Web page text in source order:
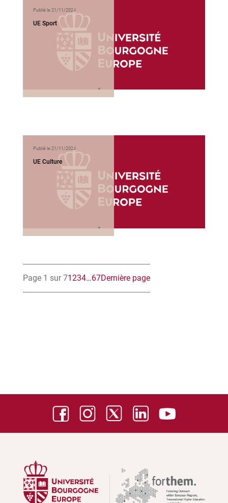
Publié le 21/11/2024
UE Sport
Publié le 21/11/2024
UE Culture
Page 1 sur 71234…67Dernière page